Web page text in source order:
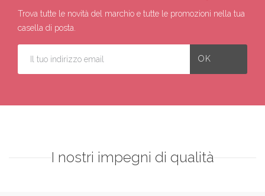
Trova tutte le novità del marchio e tutte le promozioni nella tua
casella di posta.
I nostri impegni di qualità